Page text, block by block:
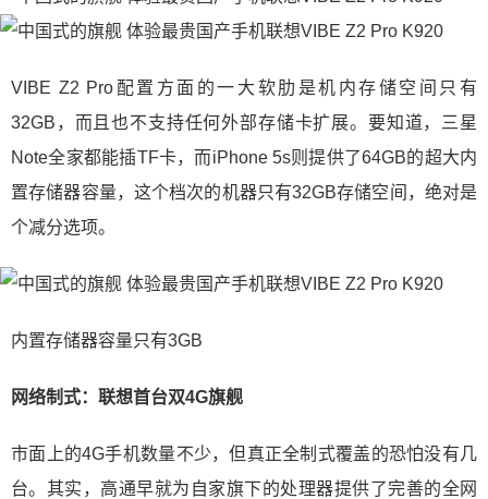
VIBE Z2 Pro配置方面的一大软肋是机内存储空间只有
32GB，而且也不支持任何外部存储卡扩展。要知道，三星
Note全家都能插TF卡，而iPhone 5s则提供了64GB的超大内
置存储器容量，这个档次的机器只有32GB存储空间，绝对是
个减分选项。
内置存储器容量只有3GB
网络制式：联想首台双4G旗舰
市面上的4G手机数量不少，但真正全制式覆盖的恐怕没有几
台。其实，高通早就为自家旗下的处理器提供了完善的全网